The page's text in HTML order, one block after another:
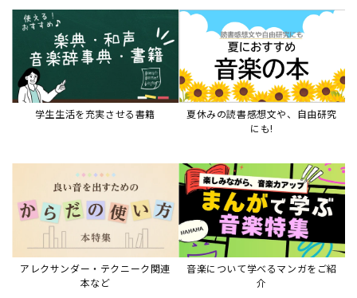
学生生活を充実させる書籍
夏休みの読書感想文や、自由研究
にも!
アレクサンダー・テクニーク関連
本など
音楽について学べるマンガをご紹
介